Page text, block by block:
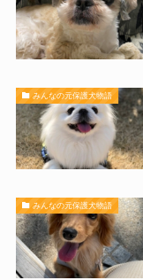
みんなの元保護犬物語
みんなの元保護犬物語